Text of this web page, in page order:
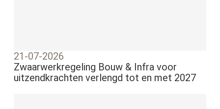
21-07-2026
Zwaarwerkregeling Bouw & Infra voor
uitzendkrachten verlengd tot en met 2027